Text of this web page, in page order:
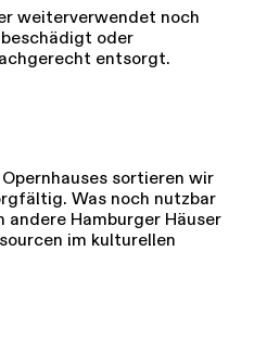
weiterverwendet noch
oder
entsorgt.
sortieren wir
Was noch nutzbar
Hamburger Häuser
im kulturellen